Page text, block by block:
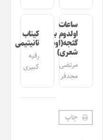
ساعات
اولدوم بیر
گئجه(اوشاق
شعری)
مرتضی
مجدفر
کیتاب
تانیتیمی
رقیه
کبیری
چاپ